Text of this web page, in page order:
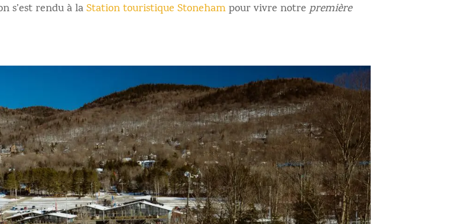
s’est rendu à laStation touristique Stonehampour vivre notrepremière